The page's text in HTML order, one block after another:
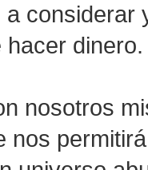
considerar
hacer dinero.
nosotros
nos